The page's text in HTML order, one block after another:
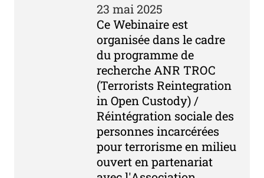
23 mai 2025
Ce Webinaire est
organisée dans le cadre
du programme de
recherche ANR TROC
(Terrorists Reintegration
in Open Custody) /
Réintégration sociale des
personnes incarcérées
pour terrorisme en milieu
ouvert en partenariat